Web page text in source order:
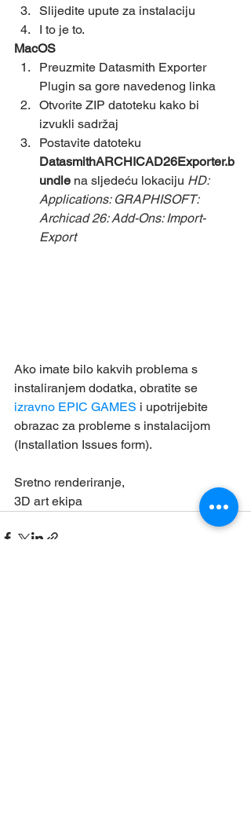
Slijedite upute za instalaciju
I to je to.
MacOS
Preuzmite Datasmith Exporter
Plugin sa gore navedenog linka
Otvorite ZIP datoteku kako bi
izvukli sadržaj
Postavite datoteku
DatasmithARCHICAD26Exporter.b
undle na sljedeću lokaciju HD:
Applications: GRAPHISOFT:
Archicad 26: Add-Ons: Import-
Export
Ako imate bilo kakvih problema s
instaliranjem dodatka, obratite se
izravno EPIC GAMES i upotrijebite
obrazac za probleme s instalacijom
(Installation Issues form).
Sretno renderiranje,
3D art ekipa